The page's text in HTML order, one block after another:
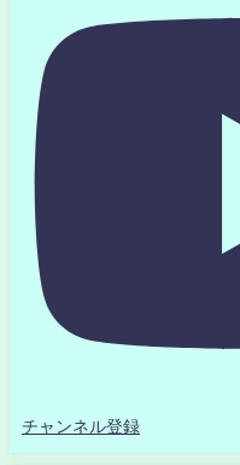
チャンネル登録